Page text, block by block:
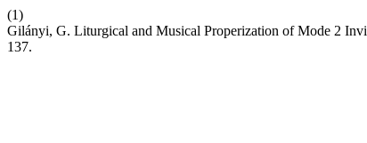
(1)
Gilányi, G. Liturgical and Musical Properization of Mode 2
137.